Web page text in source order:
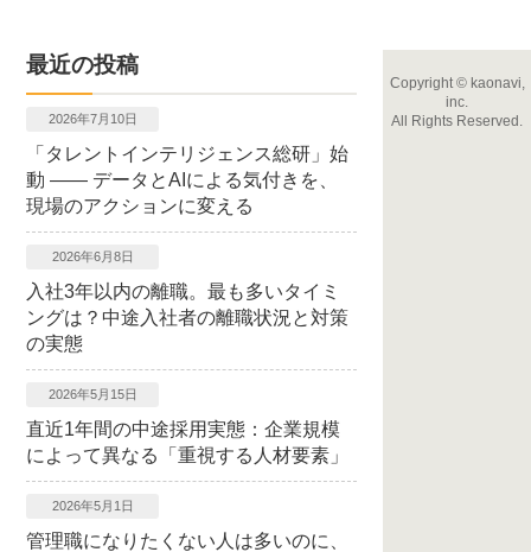
最近の投稿
2026年7月10日
「タレントインテリジェンス総研」始
動 ―― データとAIによる気付きを、
現場のアクションに変える
2026年6月8日
入社3年以内の離職。最も多いタイミ
ングは？中途入社者の離職状況と対策
の実態
2026年5月15日
直近1年間の中途採用実態：企業規模
によって異なる「重視する人材要素」
2026年5月1日
管理職になりたくない人は多いのに、
Copyright©kaonavi,
inc.
All Rights Reserved.